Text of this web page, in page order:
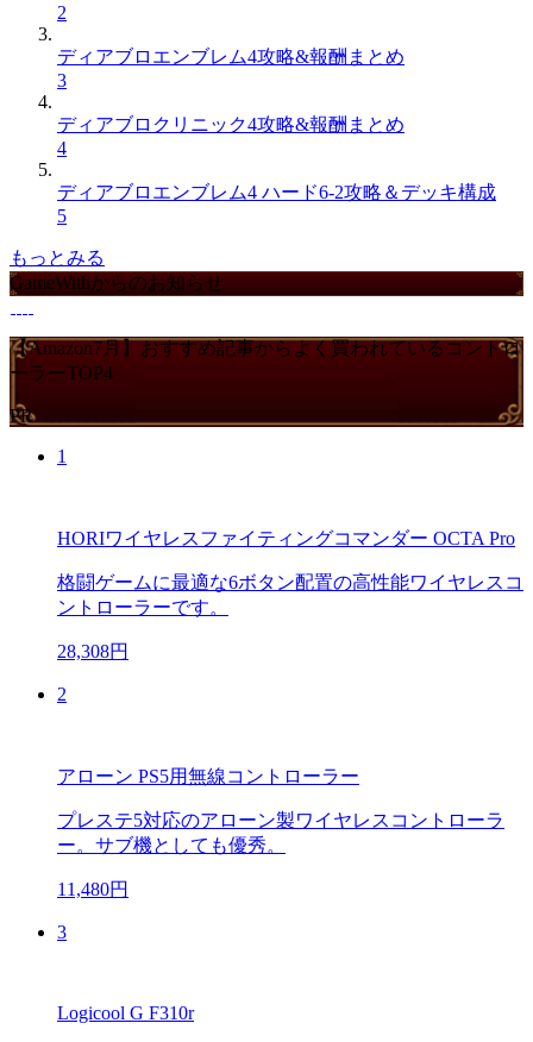
2
ディアブロエンブレム4攻略&報酬まとめ
3
ディアブロクリニック4攻略&報酬まとめ
4
ディアブロエンブレム4 ハード6-2攻略＆デッキ構成
5
もっとみる
GameWithからのお知らせ
【Amazon7月】おすすめ記事からよく買われているコントロ
ーラーTOP4
PR
1
HORIワイヤレスファイティングコマンダー OCTA Pro
格闘ゲームに最適な6ボタン配置の高性能ワイヤレスコ
ントローラーです。
28,308円
2
アローン PS5用無線コントローラー
プレステ5対応のアローン製ワイヤレスコントローラ
ー。サブ機としても優秀。
11,480円
3
Logicool G F310r